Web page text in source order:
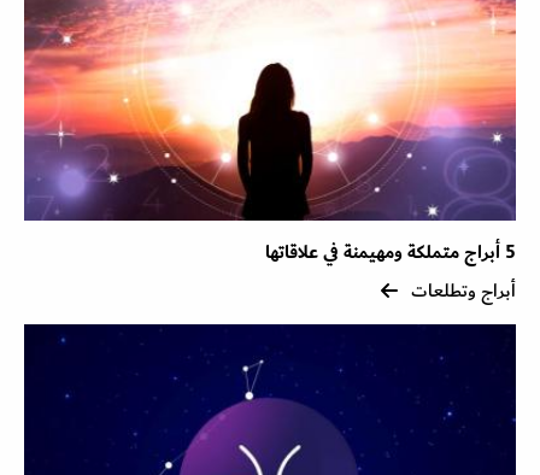
5 أبراج متملكة ومهيمنة في علاقاتها
أبراج وتطلعات